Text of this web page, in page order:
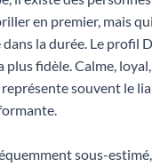
en premier, mais
la durée. Le profil
plus fidèle. Calme,
représente souvent le
sous-